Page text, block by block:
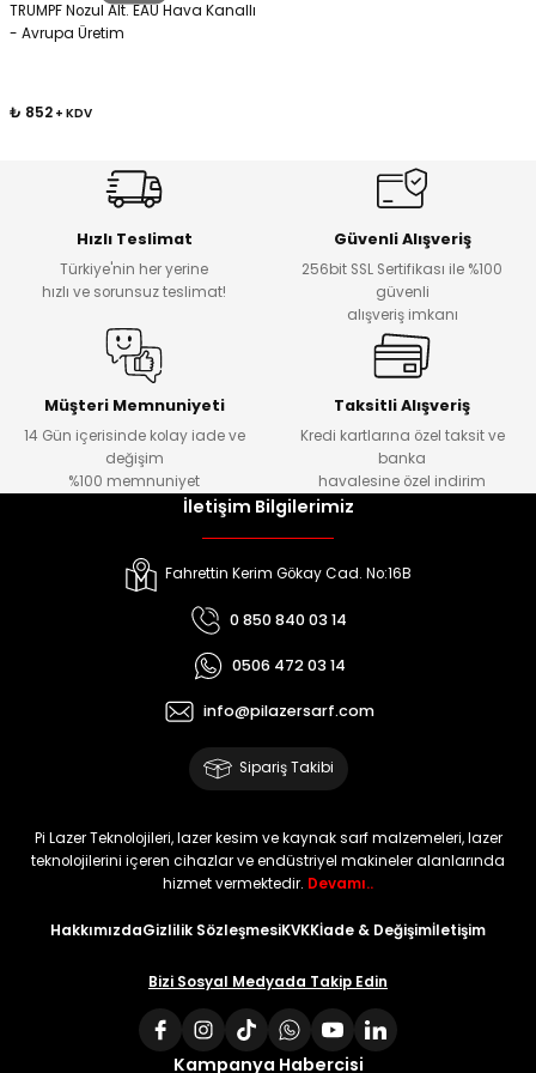
TRUMPF Nozul Alt. EAU Hava Kanallı
- Avrupa Üretim
₺ 852 + KDV
Hızlı Teslimat
Türkiye'nin her yerine
hızlı ve sorunsuz teslimat!
Güvenli Alışveriş
256bit SSL Sertifikası ile %100
güvenli
alışveriş imkanı
Müşteri Memnuniyeti
14 Gün içerisinde kolay iade ve
değişim
%100 memnuniyet
Taksitli Alışveriş
Kredi kartlarına özel taksit ve
banka
havalesine özel indirim
İletişim Bilgilerimiz
Fahrettin Kerim Gökay Cad. No:16B
0 850 840 03 14
0506 472 03 14
info@pilazersarf.com
Sipariş Takibi
Pi Lazer Teknolojileri, lazer kesim ve kaynak sarf malzemeleri, lazer
teknolojilerini içeren cihazlar ve endüstriyel makineler alanlarında
hizmet vermektedir. Devamı..
HakkımızdaGizlilik SözleşmesiKVKKİade & Değişimİletişim
Bizi Sosyal Medyada Takip Edin
Kampanya Habercisi